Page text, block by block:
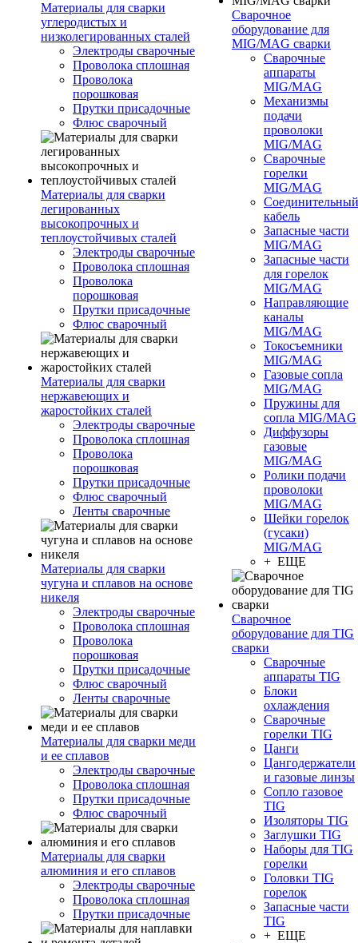
Материалы для сварки
углеродистых и
низколегированных сталей
Электроды сварочные
Проволока сплошная
Проволока
порошковая
Прутки присадочные
Флюс сварочный
Материалы для сварки
легированных
высокопрочных и
теплоустойчивых сталей
Электроды сварочные
Проволока сплошная
Проволока
порошковая
Прутки присадочные
Флюс сварочный
Материалы для сварки
нержавеющих и
жаростойких сталей
Электроды сварочные
Проволока сплошная
Проволока
порошковая
Прутки присадочные
Флюс сварочный
Ленты сварочные
Материалы для сварки
чугуна и сплавов на основе
никеля
Электроды сварочные
Проволока сплошная
Проволока
порошковая
Прутки присадочные
Флюс сварочный
Ленты сварочные
Материалы для сварки меди
и ее сплавов
Электроды сварочные
Проволока сплошная
Прутки присадочные
Флюс сварочный
Материалы для сварки
алюминия и его сплавов
Электроды сварочные
Проволока сплошная
Прутки присадочные
Сварочное
оборудование для
MIG/MAG сварки
Сварочные
аппараты
MIG/MAG
Механизмы
подачи
проволоки
MIG/MAG
Сварочные
горелки
MIG/MAG
Соединительный
кабель
Запасные части
MIG/MAG
Запасные части
для горелок
MIG/MAG
Направляющие
каналы
MIG/MAG
Токосъемники
MIG/MAG
Газовые сопла
MIG/MAG
Пружины для
сопла MIG/MAG
Диффузоры
газовые
MIG/MAG
Ролики подачи
проволоки
MIG/MAG
Шейки горелок
(гусаки)
MIG/MAG
+ ЕЩЕ
Сварочное
оборудование для TIG
сварки
Сварочные
аппараты TIG
Блоки
охлаждения
Сварочные
горелки TIG
Цанги
Цангодержатели
и газовые линзы
Сопло газовое
TIG
Изоляторы TIG
Заглушки TIG
Наборы для TIG
горелки
Головки TIG
горелок
Запасные части
TIG
+ ЕЩЕ